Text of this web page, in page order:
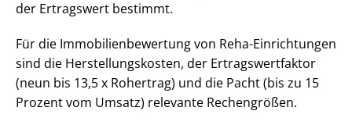
der Ertragswert bestimmt.
Für die Im­mo­bi­li­en­be­wer­tung von Reha-Einrichtungen
sind die Her­stel­lungs­kos­ten, der Er­trags­wert­fak­tor
(neun bis 13,5 x Rohertrag) und die Pacht (bis zu 15
Prozent vom Umsatz) relevante Rechengrößen.